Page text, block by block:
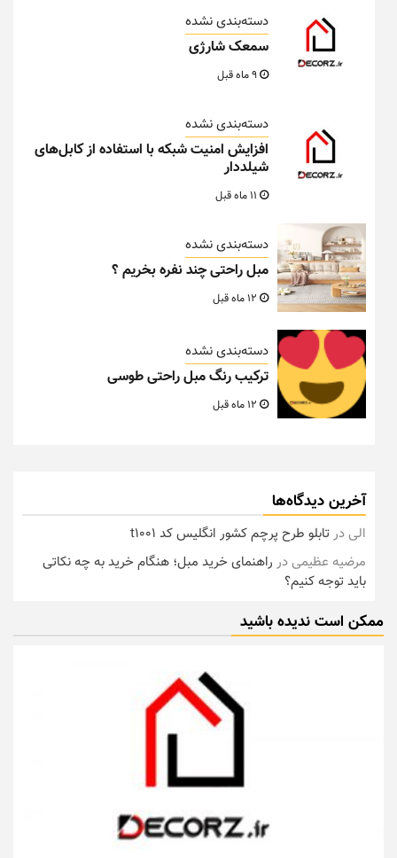
دسته‌بندی نشده
سمعک شارژی
دسته‌بندی نشده
افزایش امنیت شبکه با استفاده از کابل‌های
شیلددار
دسته‌بندی نشده
مبل راحتی چند نفره بخریم ؟
دسته‌بندی نشده
ترکیب رنگ مبل راحتی طوسی
آخرین دیدگاه‌ها
الیدرتابلو طرح پرچم کشور انگلیس کد t1001
مرضیه عظیمیدر راهنمای خرید مبل؛ هنگام خرید به چه نکاتی
باید توجه کنیم؟
ممکن است ندیده باشید